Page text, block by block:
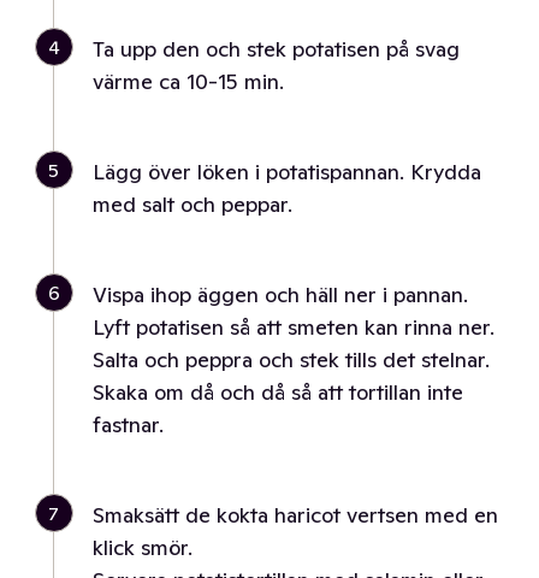
4
Ta upp den och stek potatisen på svag
värme ca 10-15 min.
5
Lägg över löken i potatispannan. Krydda
med salt och peppar.
6
Vispa ihop äggen och häll ner i pannan.
Lyft potatisen så att smeten kan rinna ner.
Salta och peppra och stek tills det stelnar.
Skaka om då och då så att tortillan inte
fastnar.
7
Smaksätt de kokta haricot vertsen med en
klick smör.